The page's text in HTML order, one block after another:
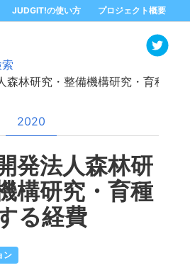
JUDGIT!の使い方 プロジェクト概要
森林研究・整備機構研究・育種勘
2020
発法人森林研
構研究・育種
る経費
ン